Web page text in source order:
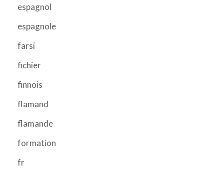
espagnol
espagnole
farsi
fichier
finnois
flamand
flamande
formation
fr